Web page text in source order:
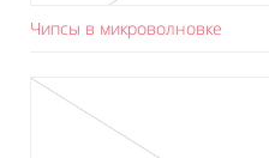
Чипсы в микроволновке